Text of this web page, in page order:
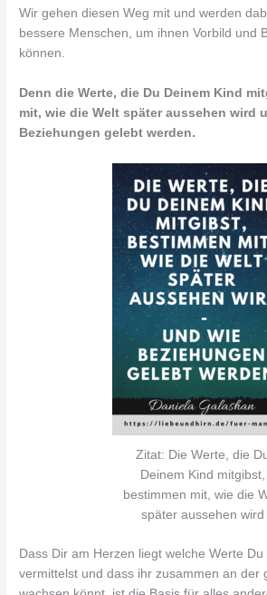
Wir gehen diesen Weg mit und werden
bessere Menschen, um ihnen Vorbild und
können.
Denn die Werte, die Du Deinem Kind
mit, wie die Welt später aussehen wird
Beziehungen gelebt werden.
Zitat: Die Werte, die
Deinem Kind mitgibst,
bestimmen mit, wie die
später aussehen wird
Dass Dir am Herzen liegt welche Werte Du
vermittelst und dass ihr zusammen an der